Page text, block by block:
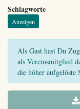
Schlagworte
Anzeigen
Als Gast hast Du
als Vereinsmitglied
die höher aufgelöste